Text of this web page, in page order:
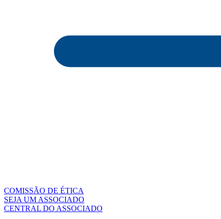
COMISSÃO DE ÉTICA
SEJA UM ASSOCIADO
CENTRAL DO ASSOCIADO